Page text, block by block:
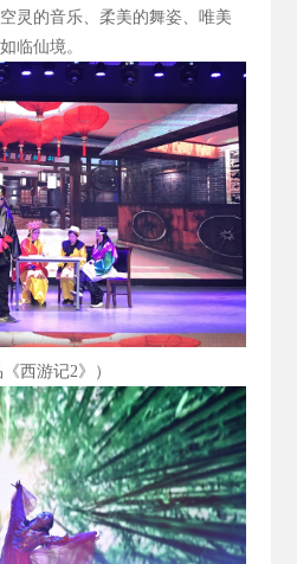
灵的音乐、柔美的舞姿、唯美
临仙境。
《西游记2》）